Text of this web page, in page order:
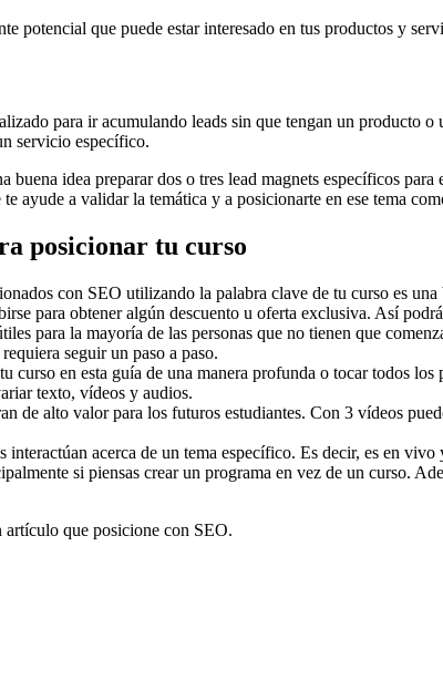
potencial que puede estar interesado en tus productos y
para ir acumulando leads sin que tengan un producto
servicio específico.
idea preparar dos o tres lead magnets específicos
ayude a validar la temática y a posicionarte en ese tema
posicionar tu curso
con SEO utilizando la palabra clave de tu curso es
para obtener algún descuento u oferta exclusiva. Así
para la mayoría de las personas que no tienen que
seguir un paso a paso.
curso en esta guía de una manera profunda o tocar todos
texto, vídeos y audios.
de alto valor para los futuros estudiantes. Con 3 vídeos
interactúan acerca de un tema específico. Es decir, es en
si piensas crear un programa en vez de un curso.
artículo que posicione con SEO.